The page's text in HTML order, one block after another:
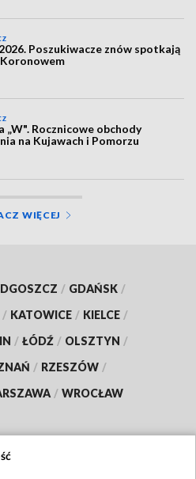
Poszukiwacze znów spotkają
„W". Rocznicowe obchody
na Kujawach i Pomorzu
WIĘCEJ
/ GDAŃSK /
/ KATOWICE / KIELCE /
/ ŁÓDŹ / OLSZTYN /
/ RZESZÓW /
/ WROCŁAW